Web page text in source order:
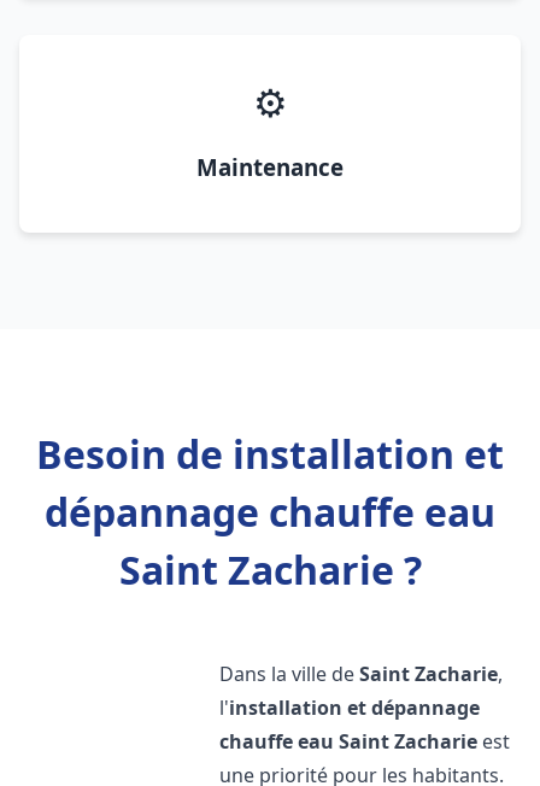
⚙️
Maintenance
Besoin de installation et
dépannage chauffe eau
Saint Zacharie ?
Dans la ville deSaint Zacharie,
l'installation et dépannage
chauffe eau Saint Zacharie est
une priorité pour les habitants.